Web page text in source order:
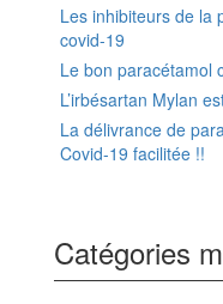
Les inhibiteurs de la
covid-19
Le bon paracétamol
L’irbésartan Mylan
La délivrance de
Covid-19 facilitée !!
Catégories